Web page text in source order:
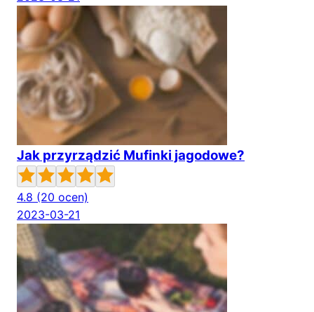
Jak przyrządzić Mufinki jagodowe?
4.8 (20 ocen)
2023-03-21